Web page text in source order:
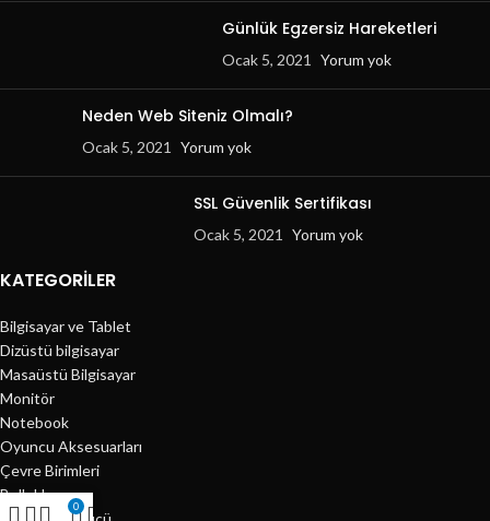
Günlük Egzersiz Hareketleri
Ocak 5, 2021 Yorum yok
Neden Web Siteniz Olmalı?
Ocak 5, 2021 Yorum yok
SSL Güvenlik Sertifikası
Ocak 5, 2021 Yorum yok
KATEGORILER
Bilgisayar ve Tablet
Dizüstü bilgisayar
Masaüstü Bilgisayar
Monitör
Notebook
Oyuncu Aksesuarları
Çevre Birimleri
Bellekler
0